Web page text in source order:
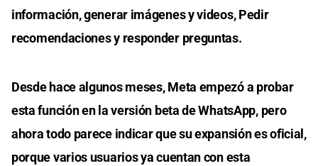
información, generar imágenes y videos, Pedir
recomendaciones y responder preguntas.
Desde hace algunos meses, Meta empezó a probar
esta función en la versión beta de WhatsApp, pero
ahora todo parece indicar que su expansión es oficial,
porque varios usuarios ya cuentan con esta